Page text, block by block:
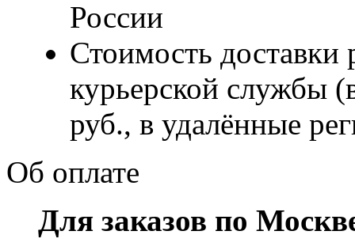
России
Стоимость доставки
курьерской службы
руб., в удалённые
Об оплате
Для заказов по